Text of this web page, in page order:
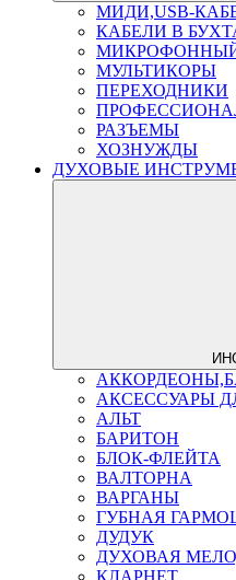
МИДИ,USB-
КАБЕЛИ В
МУЛЬТИКОРЫ
ПЕРЕХОДНИКИ
РАЗЪЕМЫ
ХОЗНУЖДЫ
ДУХОВЫЕ
АКСЕССУАРЫ
АЛЬТ
БАРИТОН
БЛОК-ФЛЕЙТА
ВАЛТОРНА
ВАРГАНЫ
ГУБНАЯ
ДУДУК
ДУХОВАЯ
КЛАРНЕТ